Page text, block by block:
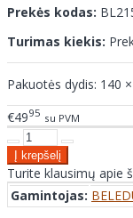
Prekės kodas:
Turimas kiekis:
Pakuotės dydis: 140
€4995 su PVM
Turite klausimų apie
Gamintojas: